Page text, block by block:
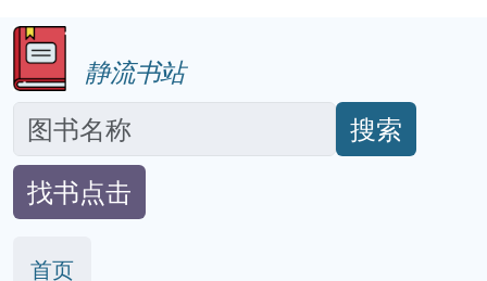
静流书站
搜索
找书点击
首页